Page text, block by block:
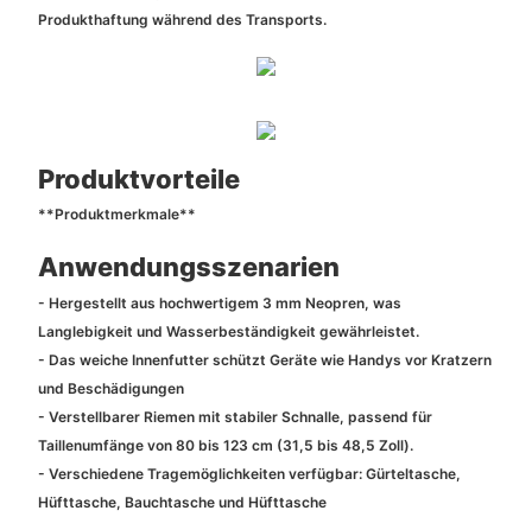
Produkthaftung während des Transports.
Produktvorteile
**Produktmerkmale**
Anwendungsszenarien
- Hergestellt aus hochwertigem 3 mm Neopren, was
Langlebigkeit und Wasserbeständigkeit gewährleistet.
- Das weiche Innenfutter schützt Geräte wie Handys vor Kratzern
und Beschädigungen
- Verstellbarer Riemen mit stabiler Schnalle, passend für
Taillenumfänge von 80 bis 123 cm (31,5 bis 48,5 Zoll).
- Verschiedene Tragemöglichkeiten verfügbar: Gürteltasche,
Hüfttasche, Bauchtasche und Hüfttasche